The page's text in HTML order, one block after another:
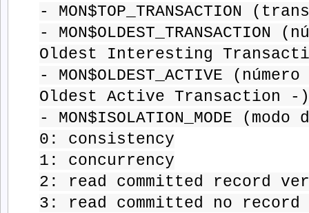
- MON$TOP_TRANSACTION
-
Oldest Interesting
- MON$OLDEST_ACTIVE
Oldest Active Transaction -)
- MON$ISOLATION_MODE
0: consistency
1: concurrency
2: read committed record
3: read committed no record